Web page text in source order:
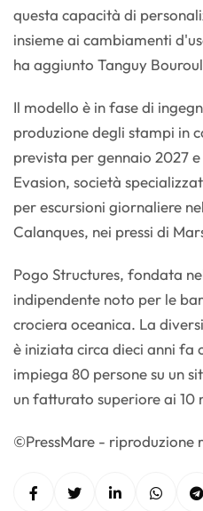
questa capacità di
insieme ai cambiamenti
ha aggiunto Tanguy
Il modello è in fase di
produzione degli stampi in
prevista per gennaio 2027
Evasion, società
per escursioni giornaliere
Calanques, nei pressi di
Pogo Structures, fondata
indipendente noto per le
crociera oceanica. La
è iniziata circa dieci anni fa
impiega 80 persone su un
un fatturato superiore ai 10
©PressMare - riproduzione